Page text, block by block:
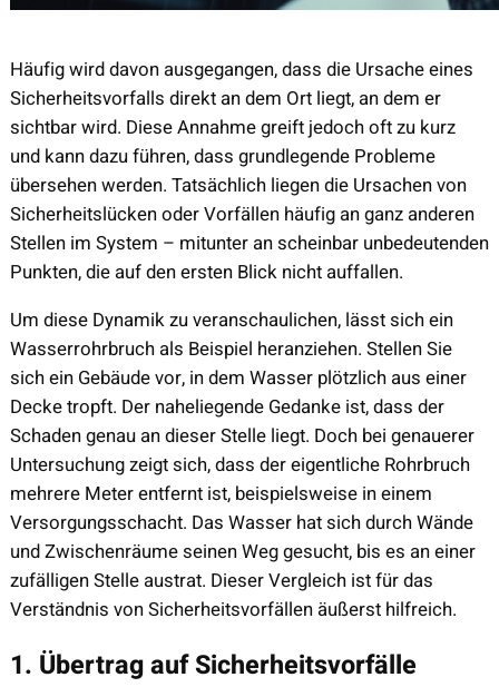
Häufig wird davon ausgegangen, dass die Ursache eines
Sicherheitsvorfalls direkt an dem Ort liegt, an dem er
sichtbar wird. Diese Annahme greift jedoch oft zu kurz
und kann dazu führen, dass grundlegende Probleme
übersehen werden. Tatsächlich liegen die Ursachen von
Sicherheitslücken oder Vorfällen häufig an ganz anderen
Stellen im System – mitunter an scheinbar unbedeutenden
Punkten, die auf den ersten Blick nicht auffallen.
Um diese Dynamik zu veranschaulichen, lässt sich ein
Wasserrohrbruch als Beispiel heranziehen. Stellen Sie
sich ein Gebäude vor, in dem Wasser plötzlich aus einer
Decke tropft. Der naheliegende Gedanke ist, dass der
Schaden genau an dieser Stelle liegt. Doch bei genauerer
Untersuchung zeigt sich, dass der eigentliche Rohrbruch
mehrere Meter entfernt ist, beispielsweise in einem
Versorgungsschacht. Das Wasser hat sich durch Wände
und Zwischenräume seinen Weg gesucht, bis es an einer
zufälligen Stelle austrat. Dieser Vergleich ist für das
Verständnis von Sicherheitsvorfällen äußerst hilfreich.
1. Übertrag auf Sicherheitsvorfälle